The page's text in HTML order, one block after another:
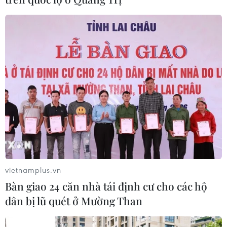
Động đất tại Kumamoto làm đình trệ
chuỗi cung ứng bán dẫn và ôtô Nhật
29/07/2026 14:37
Triệu hồi để kiểm tra sản phẩm xe
môtô Honda CB1000 Hornet
29/07/2026 07:19
Nhà sản xuất ôtô Porsche cắt giảm
thêm 5.000 việc làm
Trung Quốc đẩy mạnh chiến lược
vietnamplus.vn
Bàn giao 24 căn nhà tái định cư cho các hộ
dân bị lũ quét ở Mường Than